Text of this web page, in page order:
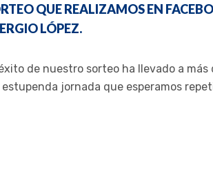
QUE REALIZAMOS EN
LÓPEZ.
de nuestro sorteo ha llevado a más
jornada que esperamos